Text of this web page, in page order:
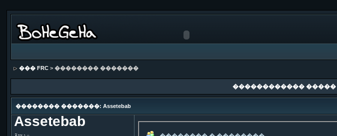
��� FRC > �������� �������
������������ �����
�������� �������: Assetebab
Assetebab